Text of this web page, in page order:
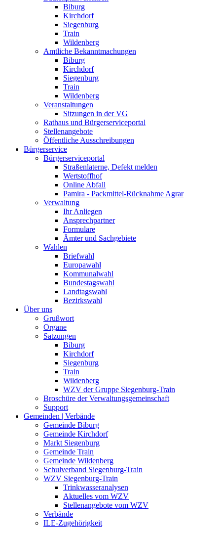
Biburg
Kirchdorf
Siegenburg
Train
Wildenberg
Amtliche Bekanntmachungen
Biburg
Kirchdorf
Siegenburg
Train
Wildenberg
Veranstaltungen
Sitzungen in der VG
Rathaus und Bürgerserviceportal
Stellenangebote
Öffentliche Ausschreibungen
Bürgerservice
Bürgerserviceportal
Straßenlaterne, Defekt melden
Wertstoffhof
Online Abfall
Pamira - Packmittel-Rücknahme Agrar
Verwaltung
Ihr Anliegen
Ansprechpartner
Formulare
Ämter und Sachgebiete
Wahlen
Briefwahl
Europawahl
Kommunalwahl
Bundestagswahl
Landtagswahl
Bezirkswahl
Über uns
Grußwort
Organe
Satzungen
Biburg
Kirchdorf
Siegenburg
Train
Wildenberg
WZV der Gruppe Siegenburg-Train
Broschüre der Verwaltungsgemeinschaft
Support
Gemeinden | Verbände
Gemeinde Biburg
Gemeinde Kirchdorf
Markt Siegenburg
Gemeinde Train
Gemeinde Wildenberg
Schulverband Siegenburg-Train
WZV Siegenburg-Train
Trinkwasseranalysen
Aktuelles vom WZV
Stellenangebote vom WZV
Verbände
ILE-Zugehörigkeit